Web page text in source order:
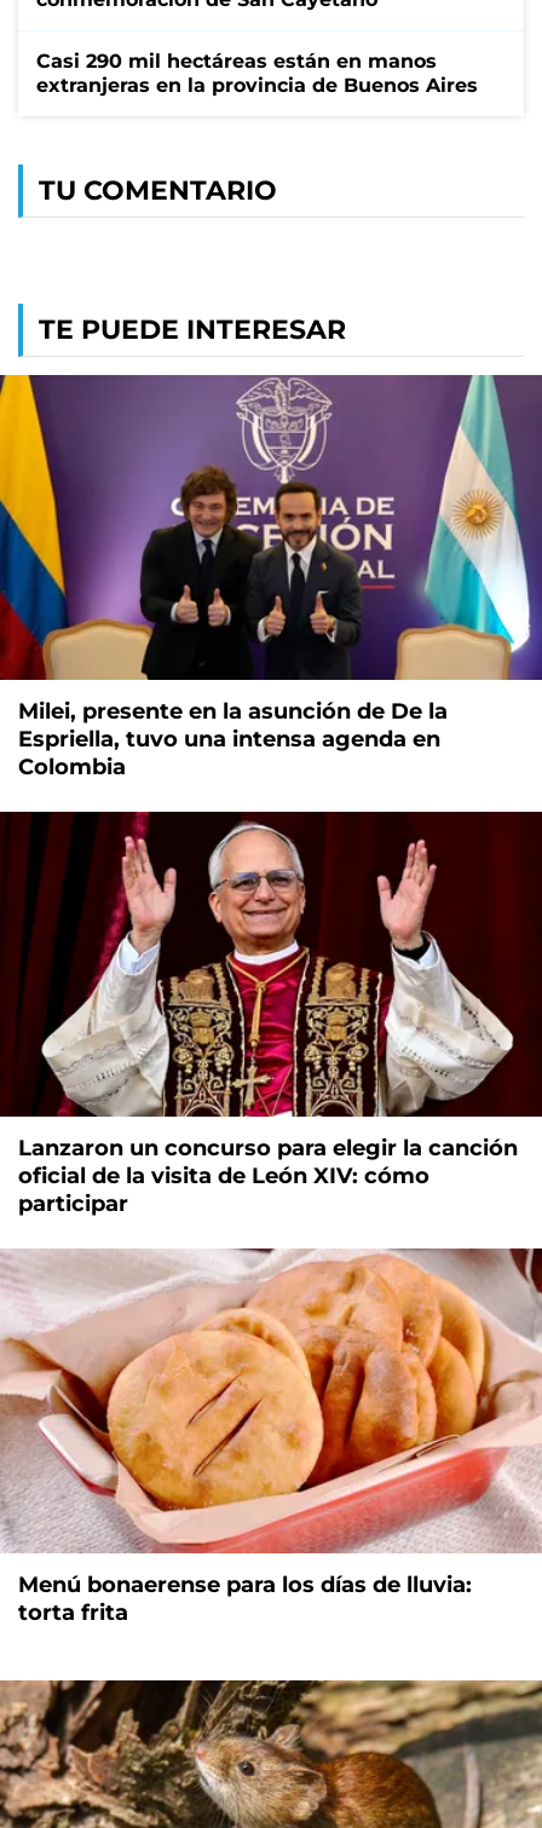
Casi 290 mil hectáreas están en manos
extranjeras en la provincia de Buenos Aires
TU COMENTARIO
TE PUEDE INTERESAR
Milei, presente en la asunción de De la
Espriella, tuvo una intensa agenda en
Colombia
Lanzaron un concurso para elegir la canción
oficial de la visita de León XIV: cómo
participar
Menú bonaerense para los días de lluvia:
torta frita